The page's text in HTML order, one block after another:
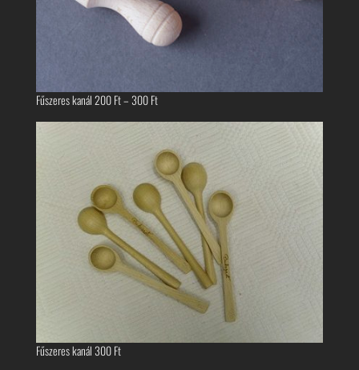
Fűszeres kanál200Ft–300FtÁrtartomány:
-
Fűszeres kanál300Ft